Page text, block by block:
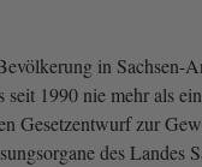
in Sachsen-
seit 1990 nie mehr als
Gesetzentwurf zur
des Landes